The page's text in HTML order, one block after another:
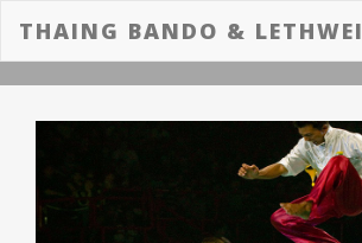
THAING BANDO & LETHWEI